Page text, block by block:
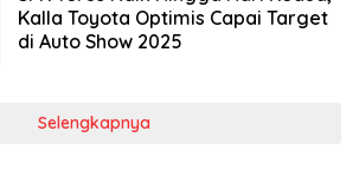
Kalla Toyota Optimis Capai Target
di Auto Show 2025
Selengkapnya